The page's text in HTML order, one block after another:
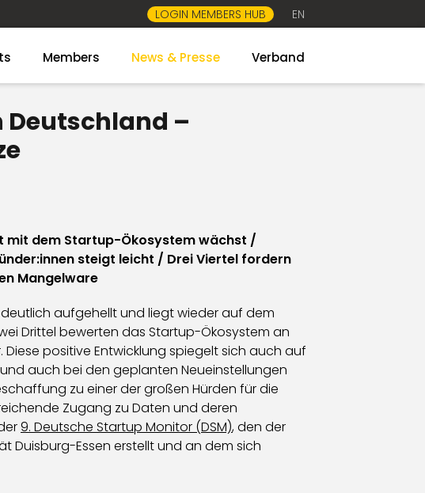
LOGIN MEMBERS HUB EN
Members News & Presse Verband
Deutschland –
mit dem Startup-Ökosystem wächst /
steigt leicht / Drei Viertel fordern
Mangelware
aufgehellt und liegt wieder auf dem
Drittel bewerten das Startup-Ökosystem an
positive Entwicklung spiegelt sich auch auf
auch bei den geplanten Neueinstellungen
zu einer der großen Hürden für die
Zugang zu Daten und deren
9. Deutsche Startup Monitor (DSM), den der
Duisburg-Essen erstellt und an dem sich